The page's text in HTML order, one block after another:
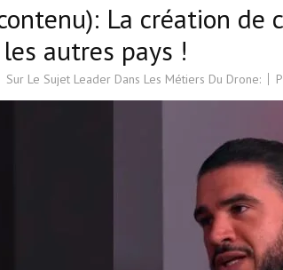
La création de
autres pays !
Sur Le Sujet Leader Dans Les Métiers Du Drone: